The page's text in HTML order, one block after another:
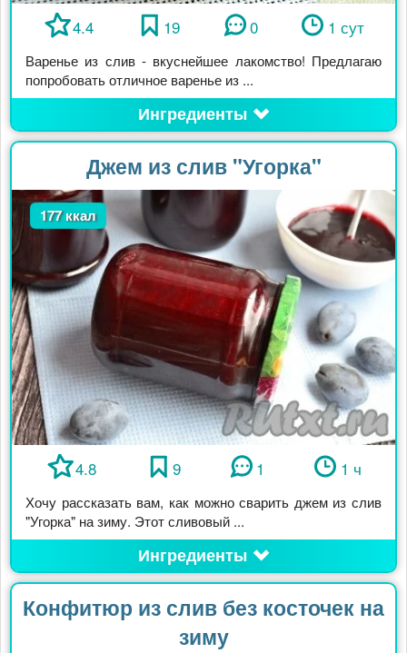
4.4 19 0 1 сут
Варенье из слив - вкуснейшее лакомство! Предлагаю
попробовать отличное варенье из ...
Ингредиенты
Джем из слив "Угорка"
177 ккал
4.8 9 1 1 ч
Хочу рассказать вам, как можно сварить джем из слив
"Угорка" на зиму. Этот сливовый ...
Ингредиенты
Конфитюр из слив без косточек на
зиму